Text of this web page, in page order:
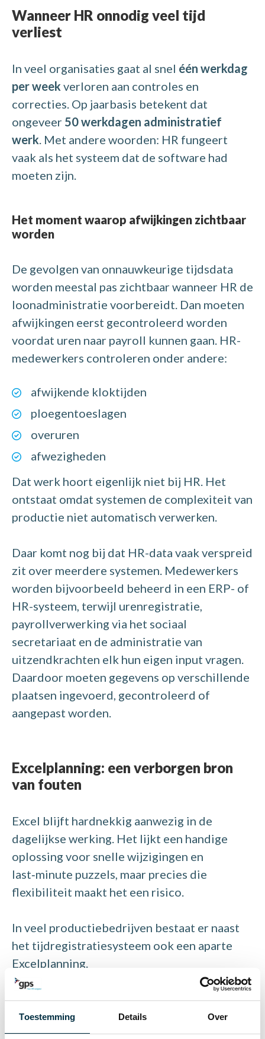
Toestemming Details Over
Wanneer HR onnodig veel tijd
verliest
In veel organisaties gaat al snel één werkdag
per week verloren aan controles en
correcties. Op jaarbasis betekent dat
ongeveer 50 werkdagen administratief
werk . Met andere woorden: HR fungeert
vaak als het systeem dat de software had
moeten zijn.
Het moment waarop afwijkingen zichtbaar
worden
De gevolgen van onnauwkeurige tijdsdata
worden meestal pas zichtbaar wanneer HR de
loonadministratie voorbereidt. Dan moeten
afwijkingen eerst gecontroleerd worden
voordat uren naar payroll kunnen gaan. HR-
medewerkers controleren onder andere:
afwijkende kloktijden
ploegentoeslagen
overuren
afwezigheden
Dat werk hoort eigenlijk niet bij HR. Het
ontstaat omdat systemen de complexiteit van
productie niet automatisch verwerken.
Daar komt nog bij dat HR-data vaak verspreid
zit over meerdere systemen. Medewerkers
worden bijvoorbeeld beheerd in een ERP- of
HR-systeem, terwijl urenregistratie,
payrollverwerking via het sociaal
secretariaat en de administratie van
uitzendkrachten elk hun eigen input vragen.
Daardoor moeten gegevens op verschillende
plaatsen ingevoerd, gecontroleerd of
aangepast worden.
Excelplanning: een verborgen bron
van fouten
Excel blijft hardnekkig aanwezig in de
dagelijkse werking. Het lijkt een handige
oplossing voor snelle wijzigingen en
last‑minute puzzels, maar precies die
flexibiliteit maakt het een risico.
In veel productiebedrijven bestaat er naast
het tijdregistratiesysteem ook een aparte
Excelplanning.
Excel lijkt flexibel en planners kunnen snel
wijzigingen doorvoeren. Maar zodra planning
en tijdregistratie los van elkaar bestaan,